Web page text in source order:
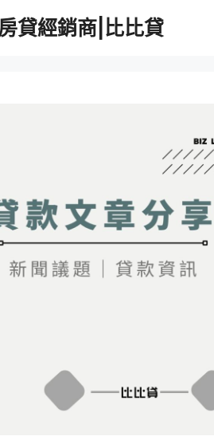
貸經銷商|比比貸